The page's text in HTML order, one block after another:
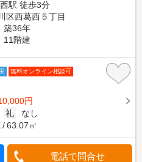
駅 徒歩3分
区西葛西５丁目
築36年
11階建
無料オンライン相談可
円
礼
なし
63.07㎡
電話で問合せ